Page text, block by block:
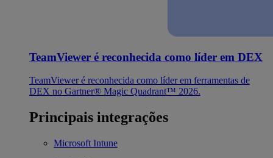
TeamViewer é reconhecida como líder em DEX
TeamViewer é reconhecida como líder em ferramentas de
DEX no Gartner® Magic Quadrant™ 2026.
Principais integrações
Microsoft Intune